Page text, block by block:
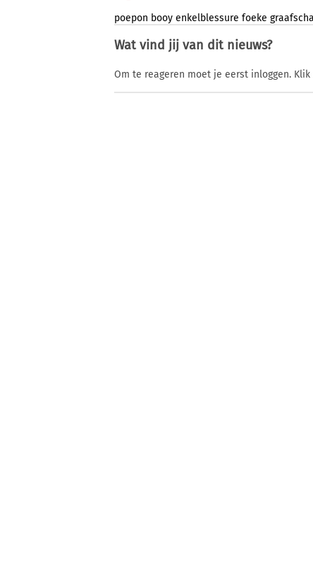
poepon booy enkelblessure foeke
Wat vind jij van dit nieuws?
Om te reageren moet je eerst inloggen.